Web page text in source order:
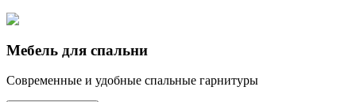
Мебель для спальни
Современные и удобные спальные гарнитуры